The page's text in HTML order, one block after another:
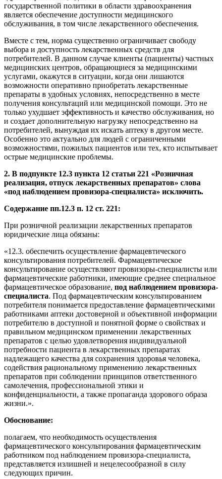
государственной политики в области здравоохранения
является обеспечение доступности медицинского
обслуживания, в том числе лекарственного обеспечения.
Вместе с тем, норма существенно ограничивает свободу
выбора и доступность лекарственных средств для
потребителей. В данном случае клиенты (пациенты) частных
медицинских центров, обращающиеся за медицинскими
услугами, окажутся в ситуации, когда они лишаются
возможности оперативно приобретать лекарственные
препараты в удобных условиях, непосредственно в месте
получения консультаций или медицинской помощи. Это не
только ухудшает эффективность и качество обслуживания, но
и создает дополнительную нагрузку непосредственно на
потребителей, вынуждая их искать аптеку в другом месте.
Особенно это актуально для людей с ограниченными
возможностями, пожилых пациентов или тех, кто испытывает
острые медицинские проблемы.
2. В подпункте 12.3 пункта 12 статьи 221 «Розничная
реализация, отпуск лекарственных препаратов» слова
«под наблюдением провизора-специалиста» исключить.
Содержание пп.12.3 п. 12 ст. 221:
При розничной реализации лекарственных препаратов
юридические лица обязаны:
«12.3. обеспечить осуществление фармацевтического
консультирования потребителей. Фармацевтическое
консультирование осуществляют провизоры-специалисты или
фармацевтические работники, имеющие среднее специальное
фармацевтическое образование, под наблюдением провизора-
специалиста. Под фармацевтическим консультированием
потребителя понимается предоставление фармацевтическими
работниками аптеки достоверной и объективной информации
потребителю в доступной и понятной форме о свойствах и
правильном медицинском применении лекарственных
препаратов с целью удовлетворения индивидуальной
потребности пациента в лекарственных препаратах
надлежащего качества для сохранения здоровья человека,
содействия рациональному применению лекарственных
препаратов при соблюдении принципов ответственного
самолечения, профессиональной этики и
конфиденциальности, а также пропаганда здорового образа
жизни.».
Обоснование:
полагаем, что необходимость осуществления
фармацевтического консультирования фармацевтическим
работником под наблюдением провизора-специалиста,
представляется излишней и нецелесообразной в силу
следующих причин.